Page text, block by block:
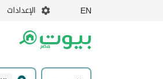
EN الإعدادات